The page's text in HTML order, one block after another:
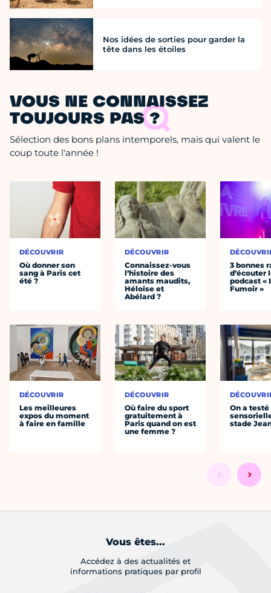
Nos idées de sorties pour garder la
tête dans les étoiles
VOUS NE CONNAISSEZ
TOUJOURS PAS ?
Sélection des bons plans intemporels, mais qui valent le
coup toute l'année !
DÉCOUVRIR
Où donner son
sang à Paris cet
été ?
DÉCOUVRIR
Les meilleures
expos du moment
à faire en famille
DÉCOUVRIR
Connaissez-vous
l’histoire des
amants maudits,
Héloïse et
Abélard ?
DÉCOUVRIR
Où faire du sport
gratuitement à
Paris quand on est
une femme ?
3 bonnes
d’écouter
podcast «
Fumoir »
On a
stade
Vous êtes...
Accédez à des actualités et
informations pratiques par profil